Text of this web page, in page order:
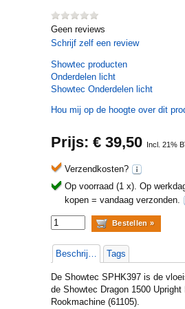
Geen reviews
Schrijf zelf een review
Showtec producten
Onderdelen licht
Showtec Onderdelen licht
Hou mij op de hoogte over dit
Prijs: € 39,50 Incl. 21%
Verzendkosten?
Op voorraad (1 x). Op
kopen = vandaag verzonden.
Beschrijving Tags
De Showtec SPHK397 is de
de Showtec Dragon 1500 Upright
Rookmachine (61105).